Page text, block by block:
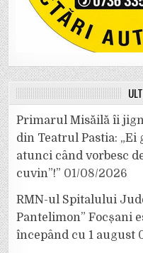
Primarul Misăilă îi
din Teatrul Pastia:
atunci când vorbesc
cuvin”!” 01/08/2026
RMN-ul Spitalului
Pantelimon” Focșani
începând cu 1 august